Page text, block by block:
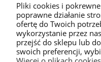
Pliki cookies i
poprawne działanie
ofertę do Twoich
wykorzystanie przez
przejść do sklepu lub
swoich preferencji,